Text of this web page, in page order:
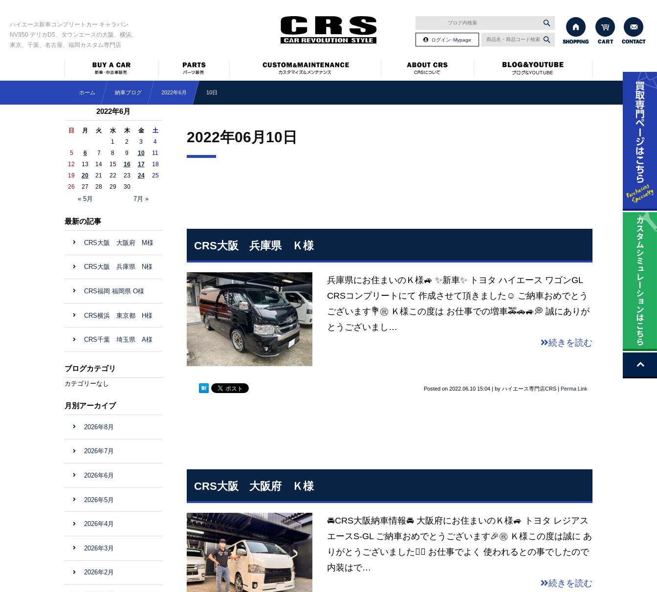
ハイエース新車コンプリートカー キャラバン
NV350 デリカD5、タウンエースの大阪、横浜、
東京、千葉、名古屋、福岡カスタム専門店
ログイン･Mypage
ホーム 納車ブログ 2022年6月 10日
2022年06月10日
CRS大阪 兵庫県 Ｋ様
兵庫県にお住まいのＫ様🚙 ✨新車✨ トヨタ ハイエース ワゴンGL
CRSコンプリートにて 作成させて頂きました☺️ ご納車おめでとう
ございます💐㊗️ Ｋ様この度は お仕事での増車🚕🚗🚙💭 誠にありが
とうございまし…
続きを読む
Posted on 2022.06.10 15:04 by ハイエース専門店CRS Perma Link
CRS大阪 大阪府 Ｋ様
🚘CRS大阪納車情報🚘 大阪府にお住まいのＫ様🚙 トヨタ レジアス
エースS-GL ご納車おめでとうございます🎉㊗️ Ｋ様この度は誠に あ
りがとうございました🙇‍♂️ お仕事でよく 使われるとの事でしたので
内装はで…
続きを読む
2022年6月
日 月 火 水 木 金 土
« 5月 7月 »
1 2 3
4
5
6 7 8 9 10
11
12
13 14 15 16 17
18
19
20 21 22 23 24
25
26
27 28 29 30
最新の記事
CRS大阪 大阪府 M様
CRS大阪 兵庫県 N様
CRS福岡 福岡県 O様
CRS横浜 東京都 H様
CRS千葉 埼玉県 A様
ブログカテゴリ
カテゴリーなし
月別アーカイブ
2026年8月
2026年7月
2026年6月
2026年5月
2026年4月
2026年3月
2026年2月